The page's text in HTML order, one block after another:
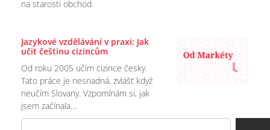
na starosti obchod.
Jazykové vzdělávání v praxi: Jak
učit češtinu cizincům
Od roku 2005 učím cizince česky.
Tato práce je nesnadná, zvlášť když
neučím Slovany. Vzpomínám si, jak
jsem začínala…